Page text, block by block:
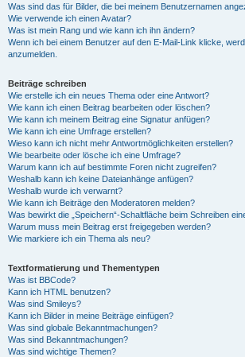
Was sind das für Bilder, die bei meinem Benutzernamen
Wie verwende ich einen Avatar?
Was ist mein Rang und wie kann ich ihn ändern?
Wenn ich bei einem Benutzer auf den E-Mail-Link klicke,
anzumelden.
Beiträge schreiben
Wie erstelle ich ein neues Thema oder eine Antwort?
Wie kann ich einen Beitrag bearbeiten oder löschen?
Wie kann ich meinem Beitrag eine Signatur anfügen?
Wie kann ich eine Umfrage erstellen?
Wieso kann ich nicht mehr Antwortmöglichkeiten erstellen?
Wie bearbeite oder lösche ich eine Umfrage?
Warum kann ich auf bestimmte Foren nicht zugreifen?
Weshalb kann ich keine Dateianhänge anfügen?
Weshalb wurde ich verwarnt?
Wie kann ich Beiträge den Moderatoren melden?
Was bewirkt die „Speichern“-Schaltfläche beim Schreiben
Warum muss mein Beitrag erst freigegeben werden?
Wie markiere ich ein Thema als neu?
Textformatierung und Thementypen
Was ist BBCode?
Kann ich HTML benutzen?
Was sind Smileys?
Kann ich Bilder in meine Beiträge einfügen?
Was sind globale Bekanntmachungen?
Was sind Bekanntmachungen?
Was sind wichtige Themen?